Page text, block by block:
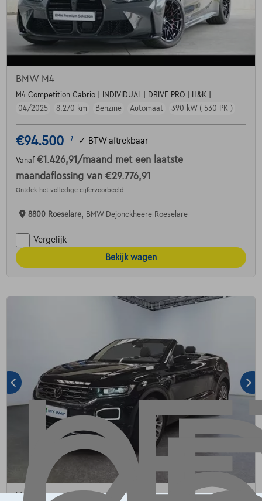
BMW M4
M4 Competition Cabrio | INDIVIDUAL | DRIVE PRO | H&K |
04/2025
8.270 km Benzine Automaat 390 kW ( 530 PK )
€94.500 1 ✓ BTW aftrekbaar
Vanaf €1.426,91 /maand met een laatste
maandaflossing van €29.776,91
Ontdek het volledige cijfervoorbeeld
8800 Roeselare, BMW Dejonckheere Roeselare
Vergelijk
Bekijk wagen
Volkswagen T-Roc